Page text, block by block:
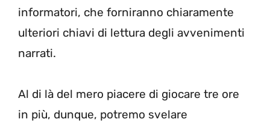
informatori, che forniranno chiaramente
ulteriori chiavi di lettura degli avvenimenti
narrati.
Al di là del mero piacere di giocare tre ore
in più, dunque, potremo svelare